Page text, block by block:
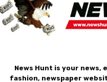
News Hunt is your news,
fashion, newspaper